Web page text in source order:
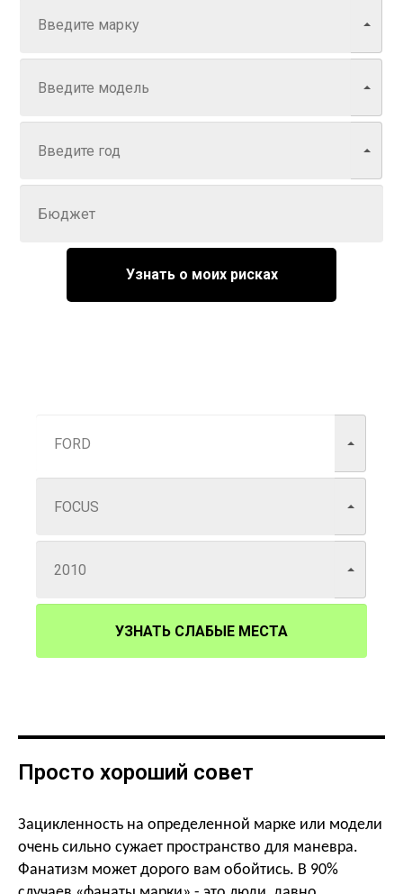
Узнать о моих рисках
УЗНАТЬ СЛАБЫЕ МЕСТА
Просто хороший совет
Зацикленность на определенной марке или модели
очень сильно сужает пространство для маневра.
Фанатизм может дорого вам обойтись. В 90%